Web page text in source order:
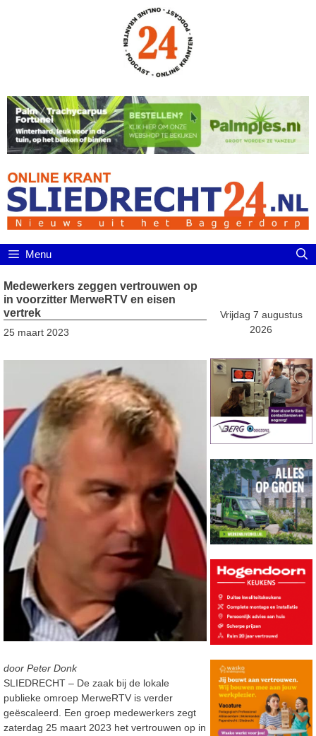
Menu
Medewerkers zeggen vertrouwen op
in voorzitter MerweRTV en eisen
vertrek
25 maart 2023
door Peter Donk
SLIEDRECHT – De zaak bij de lokale
publieke omroep MerweRTV is verder
geëscaleerd. Een groep medewerkers zegt
zaterdag 25 maart 2023 het vertrouwen op in
Vrijdag 7 augustus
2026